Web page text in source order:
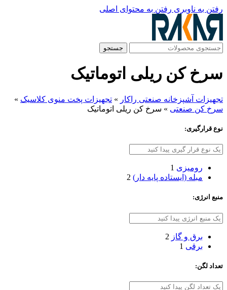
رفتن به ناوبری رفتن به محتوای اصلی
جستجو
سرخ کن ریلی اتوماتیک
تجهیزات آشپزخانه صنعتی راکار » تجهیزات پخت منوی کلاسیک »
سرخ کن صنعتی » سرخ کن ریلی اتوماتیک
نوع قرارگیری:
رومیزی 1
مبله (ایستاده پایه‌ دار) 2
منبع انرژی:
برق و گاز 2
برقی 1
تعداد لگن: